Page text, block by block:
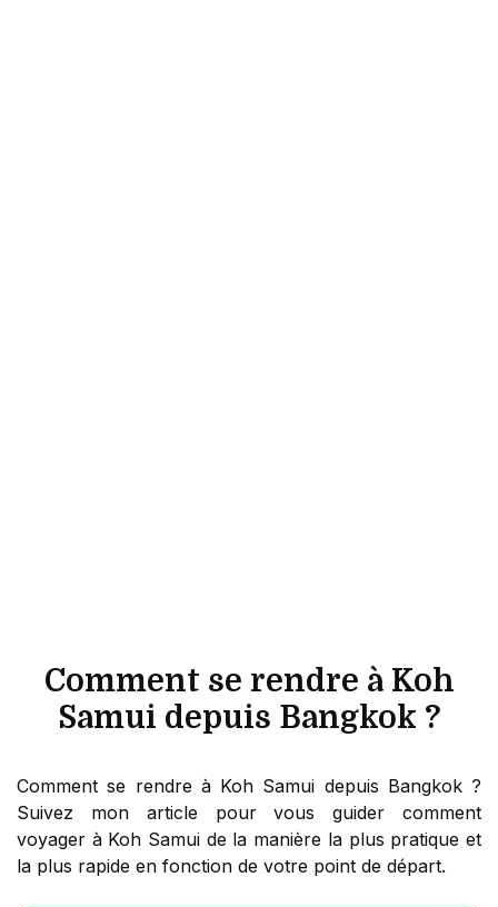
Comment se rendre à Koh
Samui depuis Bangkok ?
Comment se rendre à Koh Samui depuis Bangkok ?
Suivez mon article pour vous guider comment
voyager à Koh Samui de la manière la plus pratique et
la plus rapide en fonction de votre point de départ.